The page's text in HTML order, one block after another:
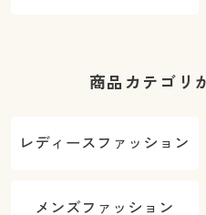
商品カテゴリ
レディースファッション
メンズファッション